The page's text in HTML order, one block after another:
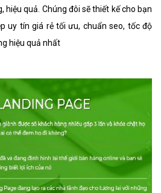
hiệu quả. Chúng đôi sẽ thiết kế cho bạn
uy tín giá rẻ tối ưu, chuẩn seo, tốc độ
hiệu quả nhất